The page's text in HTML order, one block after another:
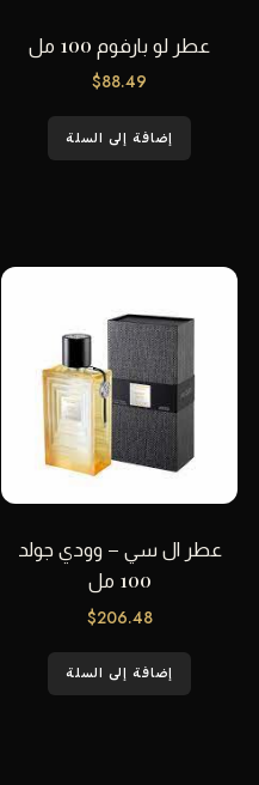
عطر لو بارفوم 100 مل
$88.49
إضافة إلى السلة
عطر ال سي – وودي جولد
100 مل
$206.48
إضافة إلى السلة